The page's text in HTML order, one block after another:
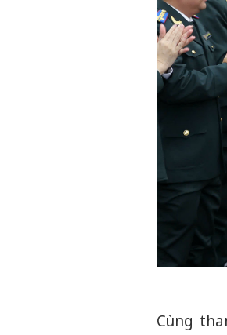
Cùng